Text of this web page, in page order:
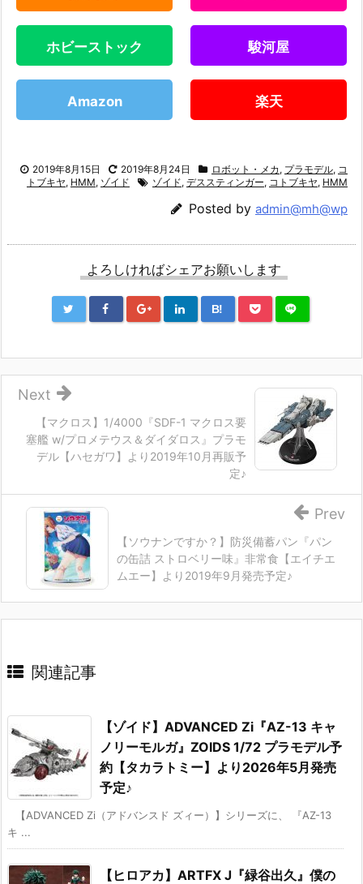
ホビーストック 駿河屋
Amazon 楽天
2019年8月15日 2019年8月24日 ロボット・メカ , プラモデル, コ
トブキヤ, HMM, ゾイド ゾイド, デススティンガー, コトブキヤ, HMM
Posted by admin@mh@wp
よろしければシェアお願いします
B!
【マクロス】1/4000『SDF-1 マクロス要
塞艦 w/プロメテウス＆ダイダロス』プラモ
デル【ハセガワ】より2019年10月再販予
定♪
Next
【ソウナンですか？】防災備蓄パン『パン
の缶詰 ストロベリー味』非常食【エイチエ
ムエー】より2019年9月発売予定♪
Prev
関連記事
【ゾイド】ADVANCED Zi『AZ-13 キャ
ノリーモルガ』ZOIDS 1/72 プラモデル予
約【タカラトミー】より2026年5月発売
予定♪
【ADVANCED Zi（アドバンスド ズィー）】シリーズに、 『AZ-13
キ ...
【ヒロアカ】ARTFX J『緑谷出久』僕の